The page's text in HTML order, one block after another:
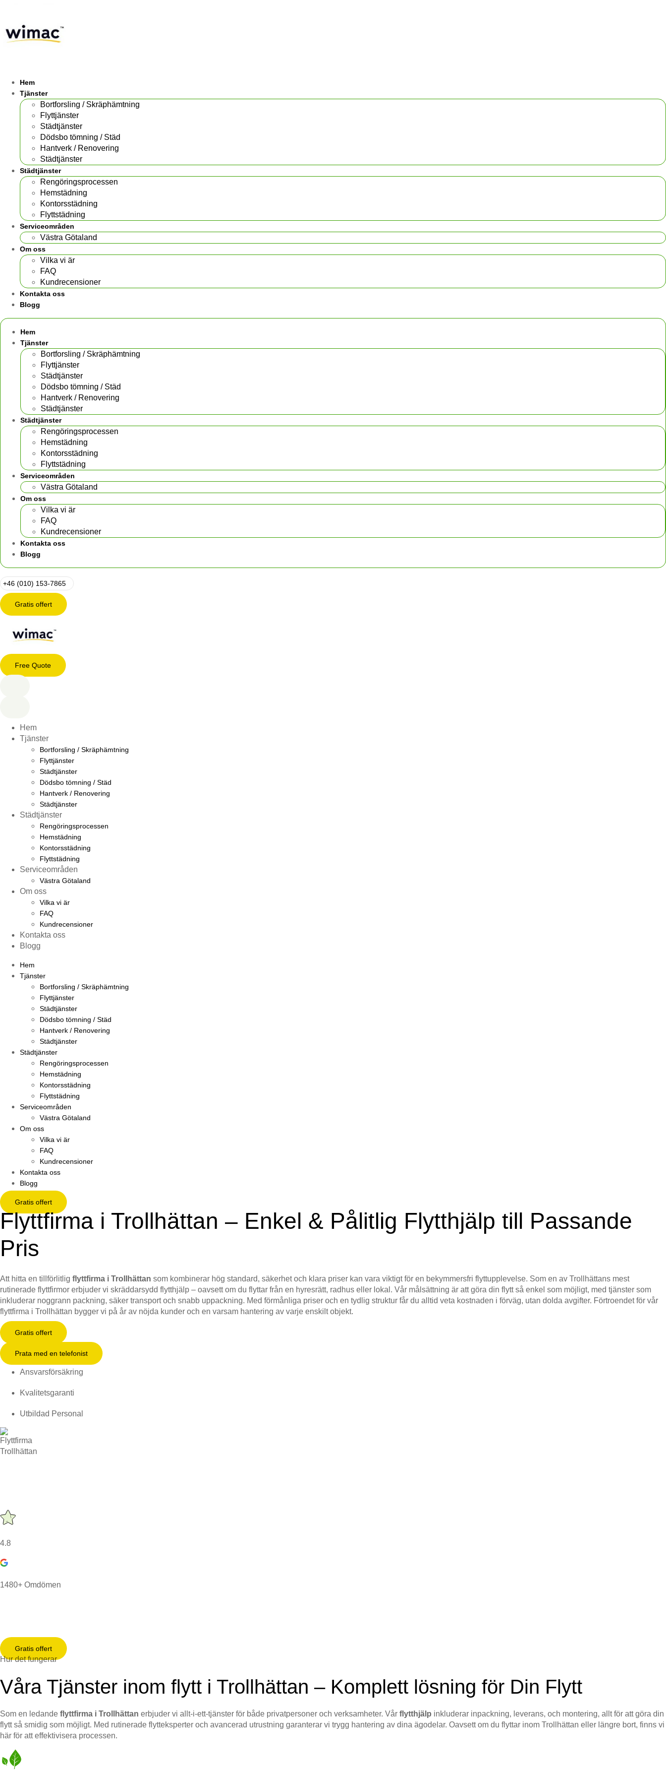
Hem
Tjänster
Bortforsling / Skräphämtning
Flyttjänster
Städtjänster
Dödsbo tömning / Städ
Hantverk / Renovering
Städtjänster
Städtjänster
Rengöringsprocessen
Hemstädning
Kontorsstädning
Flyttstädning
Serviceområden
Västra Götaland
Om oss
Vilka vi är
FAQ
Kundrecensioner
Kontakta oss
Blogg
Hem
Tjänster
Bortforsling / Skräphämtning
Flyttjänster
Städtjänster
Dödsbo tömning / Städ
Hantverk / Renovering
Städtjänster
Städtjänster
Rengöringsprocessen
Hemstädning
Kontorsstädning
Flyttstädning
Serviceområden
Västra Götaland
Om oss
Vilka vi är
FAQ
Kundrecensioner
Kontakta oss
Blogg
+46 (010) 153-7865
Gratis offert
Free Quote
Hem
Tjänster
Bortforsling / Skräphämtning
Flyttjänster
Städtjänster
Dödsbo tömning / Städ
Hantverk / Renovering
Städtjänster
Städtjänster
Rengöringsprocessen
Hemstädning
Kontorsstädning
Flyttstädning
Serviceområden
Västra Götaland
Om oss
Vilka vi är
FAQ
Kundrecensioner
Kontakta oss
Blogg
Hem
Tjänster
Bortforsling / Skräphämtning
Flyttjänster
Städtjänster
Dödsbo tömning / Städ
Hantverk / Renovering
Städtjänster
Städtjänster
Rengöringsprocessen
Hemstädning
Kontorsstädning
Flyttstädning
Serviceområden
Västra Götaland
Om oss
Vilka vi är
FAQ
Kundrecensioner
Kontakta oss
Blogg
Gratis offert
Flyttfirma i Trollhättan – Enkel & Pålitlig Flytthjälp till Passande
Pris
Att hitta en tillförlitlig flyttfirma i Trollhättan som kombinerar hög standard, säkerhet och klara priser kan vara viktigt för en bekymmersfri flyttupplevelse. Som en av Trollhättans mest
rutinerade flyttfirmor erbjuder vi skräddarsydd flytthjälp – oavsett om du flyttar från en hyresrätt, radhus eller lokal. Vår målsättning är att göra din flytt så enkel som möjligt, med tjänster som
inkluderar noggrann packning, säker transport och snabb uppackning. Med förmånliga priser och en tydlig struktur får du alltid veta kostnaden i förväg, utan dolda avgifter. Förtroendet för vår
flyttfirma i Trollhättan bygger vi på år av nöjda kunder och en varsam hantering av varje enskilt objekt.
Gratis offert
Prata med en telefonist
Ansvarsförsäkring
Kvalitetsgaranti
Utbildad Personal
4.8
1480+ Omdömen
Gratis offert
Hur det fungerar
Våra Tjänster inom flytt i Trollhättan – Komplett lösning för Din Flytt
Som en ledande flyttfirma i Trollhättan erbjuder vi allt-i-ett-tjänster för både privatpersoner och verksamheter. Vår flytthjälp inkluderar inpackning, leverans, och montering, allt för att göra din
flytt så smidig som möjligt. Med rutinerade flytteksperter och avancerad utrustning garanterar vi trygg hantering av dina ägodelar. Oavsett om du flyttar inom Trollhättan eller längre bort, finns vi
här för att effektivisera processen.